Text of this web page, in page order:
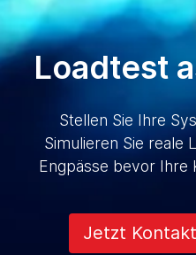
Loadtest
Stellen Sie Ihre
Simulieren Sie reale
Engpässe bevor Ihre
Jetzt